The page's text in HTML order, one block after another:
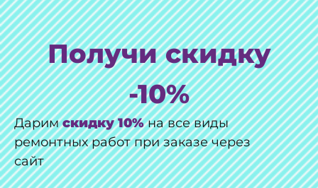
Получи скидку
-10%
Даримскидку 10%на все виды
ремонтных работ при заказе через
сайт